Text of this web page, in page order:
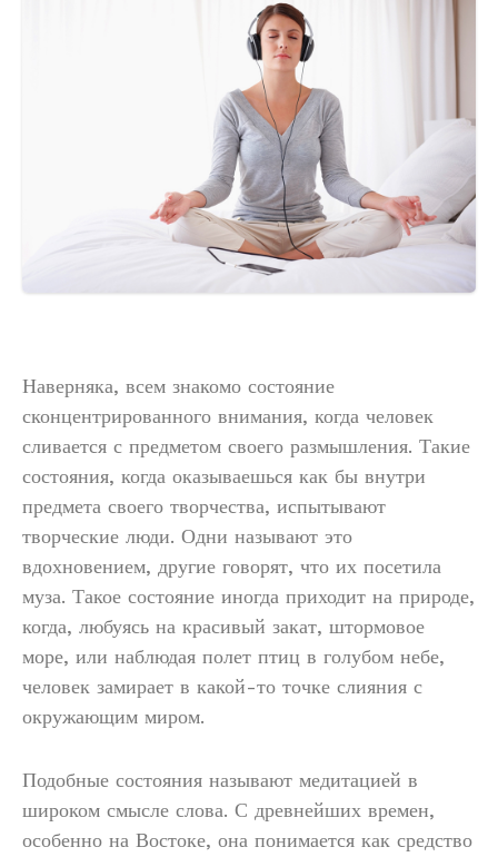
Наверняка, всем знакомо состояние
сконцентрированного внимания, когда человек
сливается с предметом своего размышления. Такие
состояния, когда оказываешься как бы внутри
предмета своего творчества, испытывают
творческие люди. Одни называют это
вдохновением, другие говорят, что их посетила
муза. Такое состояние иногда приходит на природе,
когда, любуясь на красивый закат, штормовое
море, или наблюдая полет птиц в голубом небе,
человек замирает в какой-то точке слияния с
окружающим миром.
Подобные состояния называют медитацией в
широком смысле слова. С древнейших времен,
особенно на Востоке, она понимается как средство